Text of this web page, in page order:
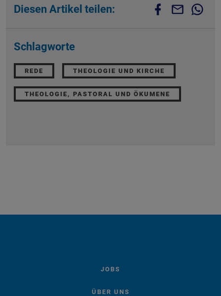
Diesen Artikel teilen:
Schlagworte
REDE THEOLOGIE UND KIRCHE
THEOLOGIE, PASTORAL UND ÖKUMENE
JOBS
ÜBER UNS